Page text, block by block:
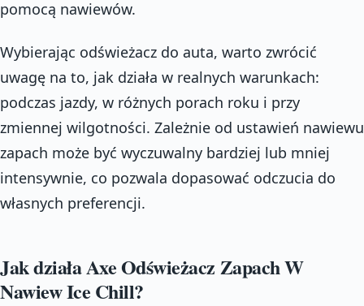
pomocą nawiewów.
Wybierając odświeżacz do auta, warto zwrócić
uwagę na to, jak działa w realnych warunkach:
podczas jazdy, w różnych porach roku i przy
zmiennej wilgotności. Zależnie od ustawień nawiewu
zapach może być wyczuwalny bardziej lub mniej
intensywnie, co pozwala dopasować odczucia do
własnych preferencji.
Jak działa Axe Odświeżacz Zapach W
Nawiew Ice Chill?